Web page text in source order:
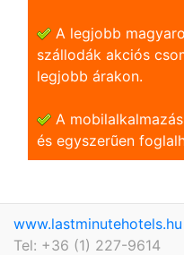
A legjobb
szállodák akciós
legjobb árakon.
A
és egyszerũen
www.lastminutehotels.hu
Tel: +36 (1) 227-9614